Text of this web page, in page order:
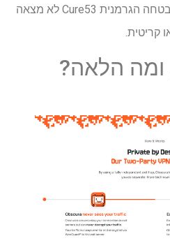
מדצמבר 2025 של חברת האבטחה הגרמנית Cure53 לא מצאה
קריטית.
ומה הלאה?